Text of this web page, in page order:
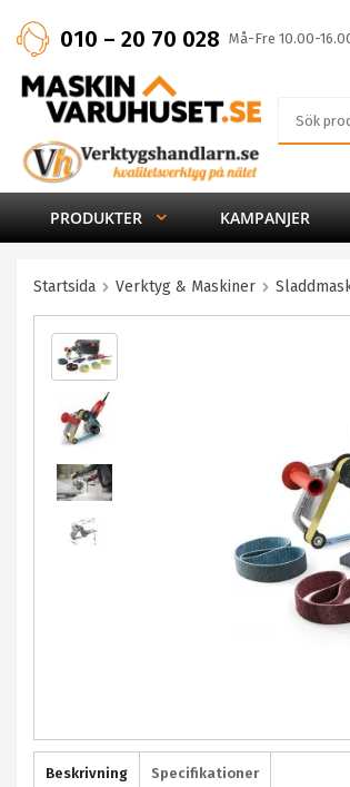
010 – 20 70 028 Må-Fre 10.00-
13.00)
PRODUKTER KAMPANJER
Startsida Verktyg & Maskiner
Beskrivning Specifikationer